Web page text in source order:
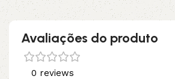
Avaliações do produto
0 reviews